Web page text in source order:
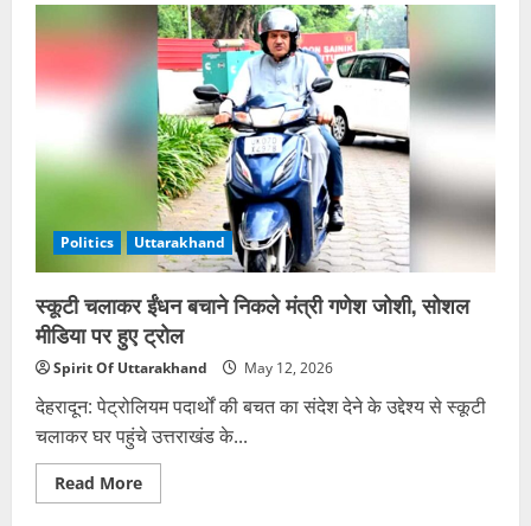
सीट
पर
बढ़ी
भाजपा
की
चुनौती,
दिनेश
अग्रवाल
ने
ठोकी
दावेदारी
Politics Uttarakhand
स्कूटी चलाकर ईंधन बचाने निकले मंत्री गणेश जोशी, सोशल
मीडिया पर हुए ट्रोल
Spirit Of Uttarakhand May 12, 2026
देहरादून: पेट्रोलियम पदार्थों की बचत का संदेश देने के उद्देश्य से स्कूटी
चलाकर घर पहुंचे उत्तराखंड के...
Read MoreRead
more